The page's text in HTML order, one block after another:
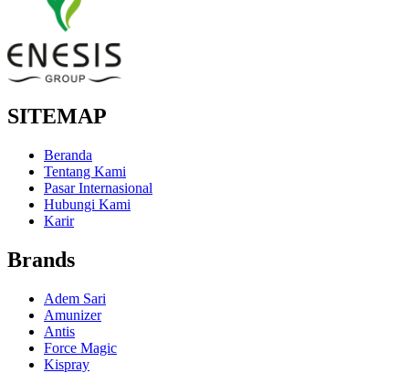
SITEMAP
Beranda
Tentang Kami
Pasar Internasional
Hubungi Kami
Karir
Brands
Adem Sari
Amunizer
Antis
Force Magic
Kispray